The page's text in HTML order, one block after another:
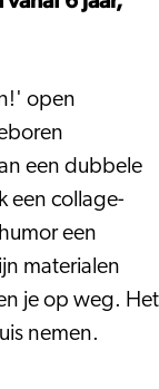
open
een dubbele
een collage-
een
materialen
je op weg. Het
nemen.